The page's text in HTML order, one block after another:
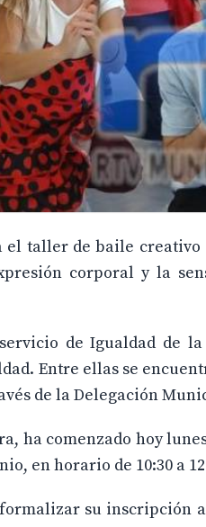
taller de baile creativo
corporal y la
de Igualdad de
Entre ellas se
de la Delegación
ha comenzado hoy
en horario de 10:30 a
su inscripción